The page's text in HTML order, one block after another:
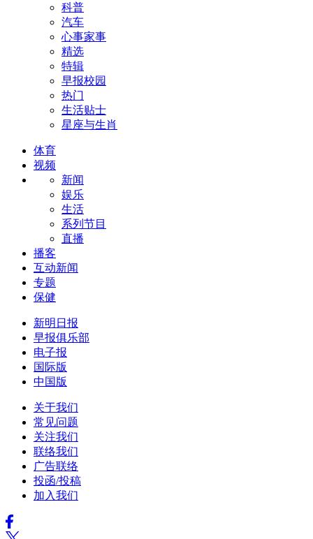
科普
汽车
心事家事
精选
特辑
早报校园
热门
生活贴士
星座与生肖
体育
视频
新闻
娱乐
生活
系列节目
直播
播客
互动新闻
专题
保健
新明日报
早报俱乐部
电子报
国际版
中国版
关于我们
常见问题
关注我们
联络我们
广告联络
投函/投稿
加入我们